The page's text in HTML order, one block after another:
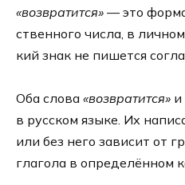
«воз­вра­тит­ся» — это
ствен­но­го чис­ла, в
кий знак не пишет­ся
Оба сло­ва «воз­вра­тит­ся» и
в рус­ском язы­ке. Их
или без него зави­сит от
гла­го­ла в опре­де­лён­ном